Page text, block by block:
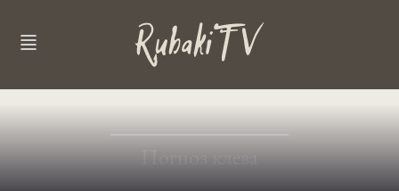
Погноз клева